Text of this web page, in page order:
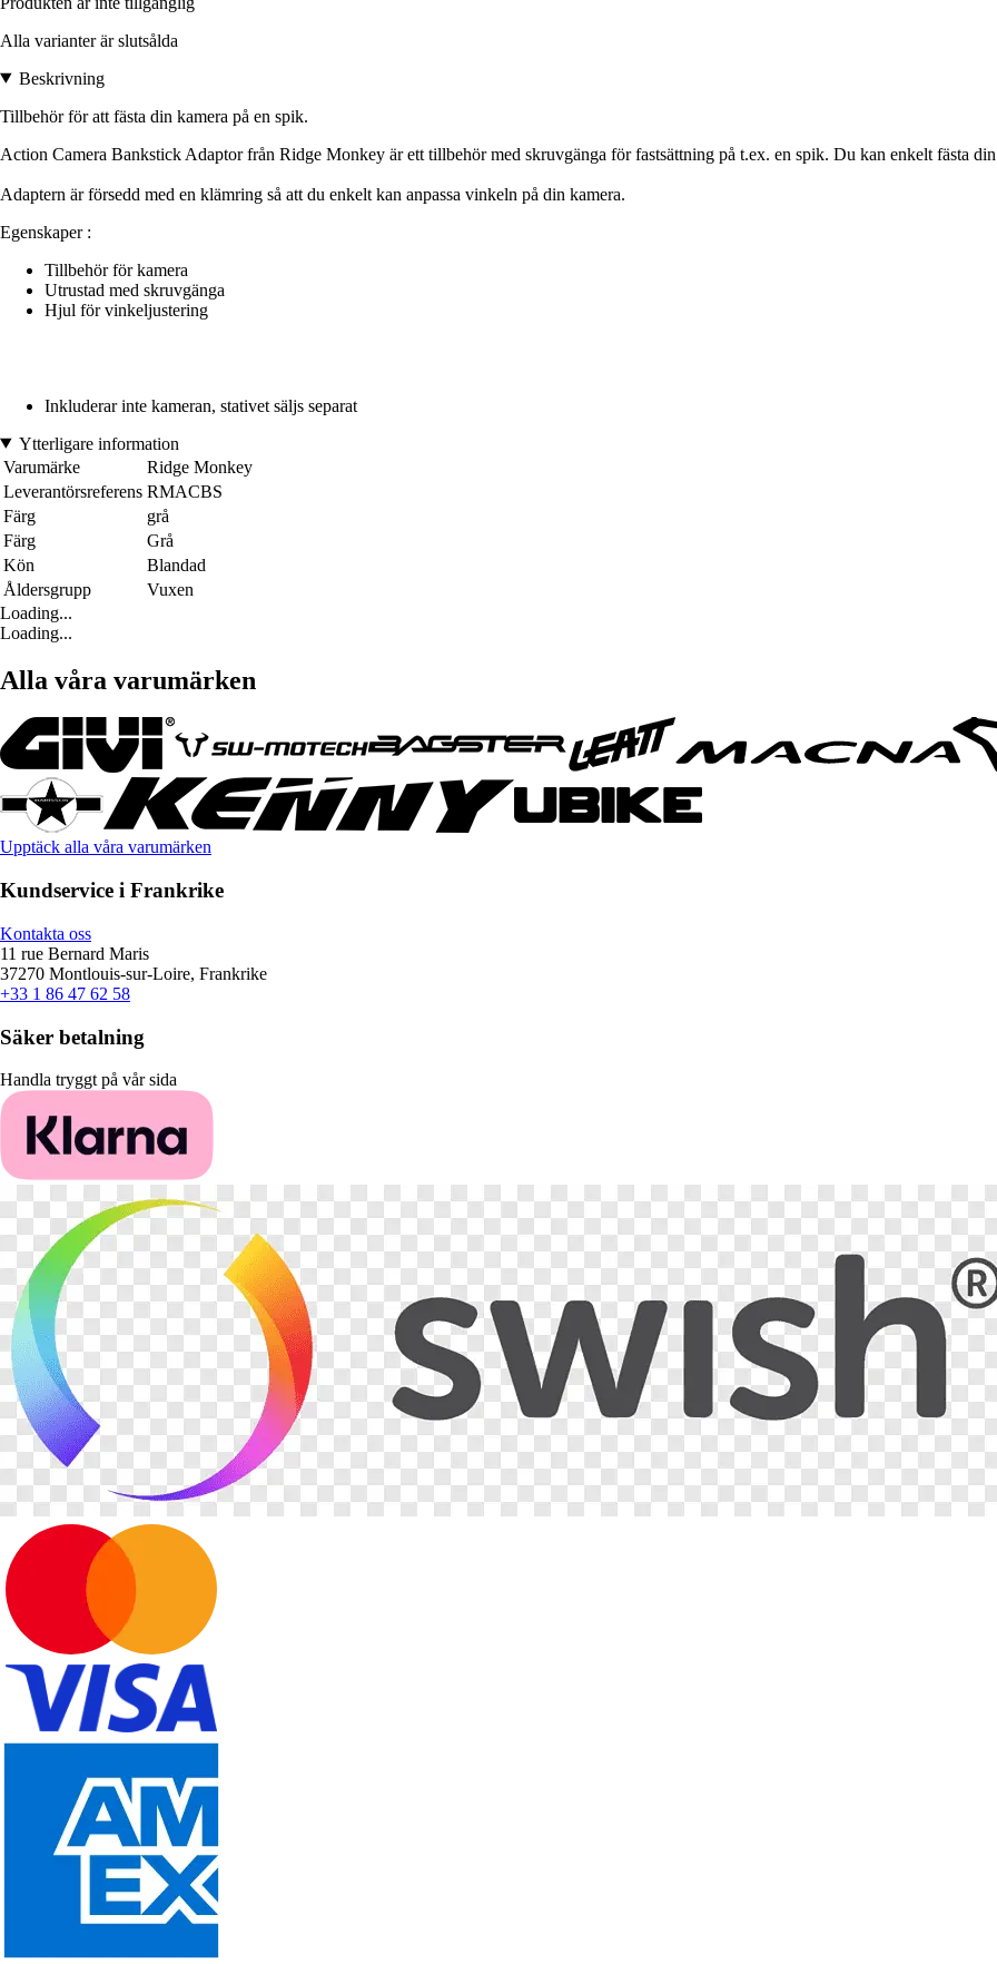
Alla varianter är slutsålda
Beskrivning
Tillbehör för att fästa din kamera på en spik.
Action Camera Bankstick Adaptor från Ridge Monkey är ett tillbehör med skruvgänga för fastsättning på t.ex. en spik. Du kan enkelt fästa din
Adaptern är försedd med en klämring så att du enkelt kan anpassa vinkeln på din kamera.
Egenskaper :
Tillbehör för kamera
Utrustad med skruvgänga
Hjul för vinkeljustering
Inkluderar inte kameran, stativet säljs separat
Ytterligare information
Varumärke
Ridge Monkey
Leverantörsreferens RMACBS
Färg
grå
Färg
Grå
Kön
Blandad
Åldersgrupp
Vuxen
Loading...
Loading...
Alla våra varumärken
Upptäck alla våra varumärken
Kundservice i Frankrike
Kontakta oss
11 rue Bernard Maris
37270 Montlouis-sur-Loire, Frankrike
+33 1 86 47 62 58
Säker betalning
Handla tryggt på vår sida